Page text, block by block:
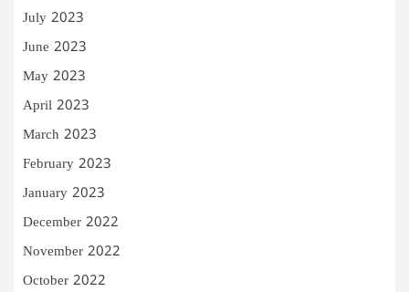
July 2023
June 2023
May 2023
April 2023
March 2023
February 2023
January 2023
December 2022
November 2022
October 2022